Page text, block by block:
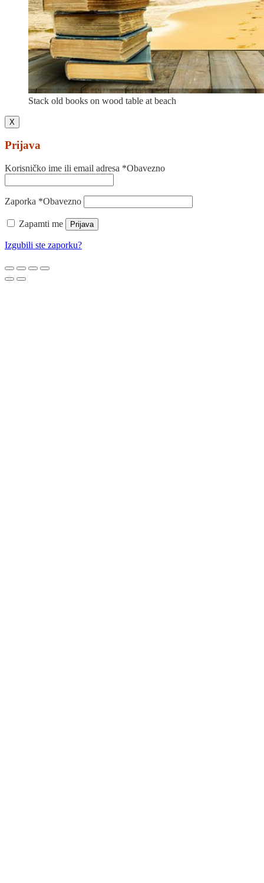
Stack old books on wood table at beach
X
Prijava
Korisničko ime ili email adresa *Obavezno
Zaporka *Obavezno
Zapamti me Prijava
Izgubili ste zaporku?